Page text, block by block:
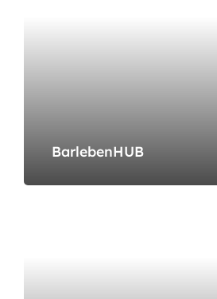
BarlebenHUB